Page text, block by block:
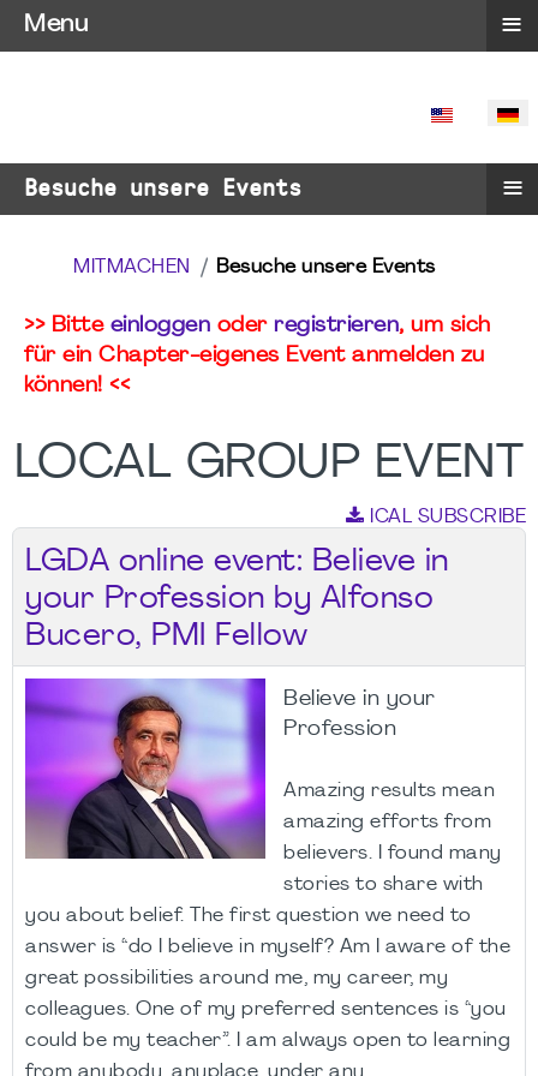
SPRACHE
Besuche unsere Events ≡
MITMACHEN Besuche unsere Events
>> Bitte einloggen oder registrieren, um sich
für ein Chapter-eigenes Event anmelden zu
können! <<
LOCAL GROUP EVENT
ICAL SUBSCRIBE
LGDA online event: Believe in
your Profession by Alfonso
Bucero, PMI Fellow
Believe in your
Profession
Amazing results mean
amazing efforts from
believers. I found many
stories to share with
you about belief. The first question we need to
answer is “do I believe in myself? Am I aware of the
great possibilities around me, my career, my
colleagues. One of my preferred sentences is “you
could be my teacher”. I am always open to learning
Menu ≡